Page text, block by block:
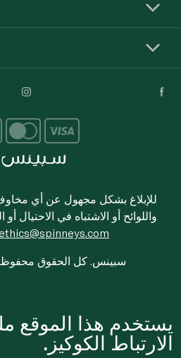
للإبلاغ بشكل مجهول عن أي مخاوف
واللوائح أو الاشتباه في الاحتيال
© 2020-2026 سبينس. كل الحقوق
يستخدم هذا الموقع
الارتباط الكوكيز.